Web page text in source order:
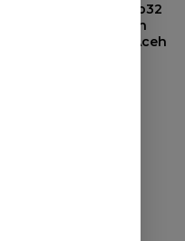
Kemnaker Salurkan Rp32
Miliar untuk Pemulihan
Ekonomi Sumut dan Aceh